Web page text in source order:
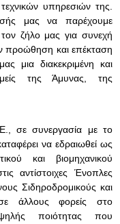
υπηρεσιών της.
μας να παρέχουμε
ζήλο μας για συνεχή
προώθηση και επέκταση
μια διακεκριμένη και
της Άμυνας, της
σε συνεργασία με το
να εδραιωθεί ως
και βιομηχανικού
αντίστοιχες Ένοπλες
Σιδηροδρομικούς και
άλλους φορείς στο
ποιότητας που